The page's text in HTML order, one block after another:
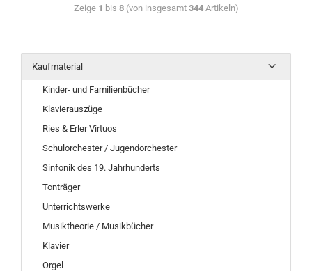
Zeige 1 bis 8(von insgesamt 344Artikeln)
Kaufmaterial
Kinder- und Familienbücher
Klavierauszüge
Ries & Erler Virtuos
Schulorchester / Jugendorchester
Sinfonik des 19. Jahrhunderts
Tonträger
Unterrichtswerke
Musiktheorie / Musikbücher
Klavier
Orgel